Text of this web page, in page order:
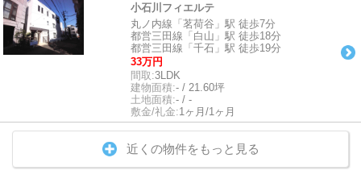
小石川フィエルテ
丸ノ内線「茗荷谷」駅 徒歩7分
都営三田線「白山」駅 徒歩18分
都営三田線「千石」駅 徒歩19分
33万円
間取:3LDK
建物面積:- / 21.60坪
土地面積:- / -
敷金/礼金:1ヶ月/1ヶ月
近くの物件をもっと見る